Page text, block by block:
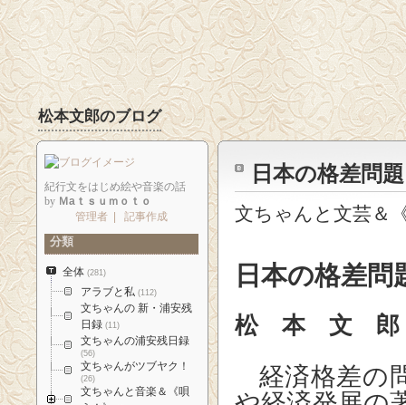
松本文郎のブログ
日本の格差
文ちゃんと文芸＆
日本の格差
松 本 文 郎
経済格差の
紀行文をはじめ絵や音楽の話
by Ｍaｔｓｕｍｏｔｏ
管理者
記事作成
分類
全体 (281)
アラブと私 (112)
文ちゃんの 新・浦安残
日録 (11)
文ちゃんの浦安残日録
(56)
文ちゃんがツブヤク！
(26)
文ちゃんと音楽＆《唄